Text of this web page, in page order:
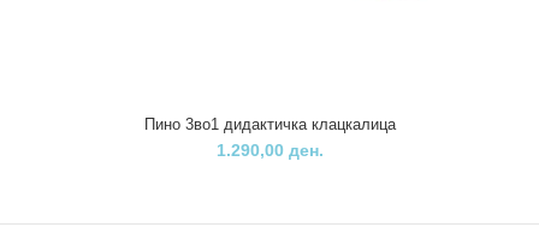
Пино 3во1 дидактичка клацкалица
1.290,00 ден.